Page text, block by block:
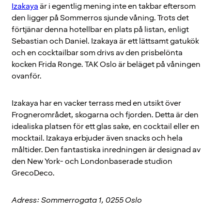
Izakayaär i egentlig mening inte en takbar eftersom
den ligger på Sommerros sjunde våning. Trots det
förtjänar denna hotellbar en plats på listan, enligt
Sebastian och Daniel. Izakaya är ett lättsamt gatukök
och en cocktailbar som drivs av den prisbelönta
kocken Frida Ronge. TAK Oslo är beläget på våningen
ovanför.
Izakaya har en vacker terrass med en utsikt över
Frognerområdet, skogarna och fjorden. Detta är den
idealiska platsen för ett glas sake, en cocktail eller en
mocktail. Izakaya erbjuder även snacks och hela
måltider. Den fantastiska inredningen är designad av
den New York- och Londonbaserade studion
GrecoDeco.
Adress: Sommerrogata 1, 0255 Oslo